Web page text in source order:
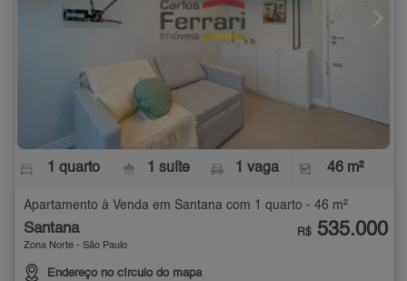
1 quarto 1 suíte 1 vaga 46 m²
Apartamento à Venda em Santana com 1 quarto - 46 m²
Santana
Zona Norte - São Paulo
Endereço no círculo do mapa
R$ 535.000